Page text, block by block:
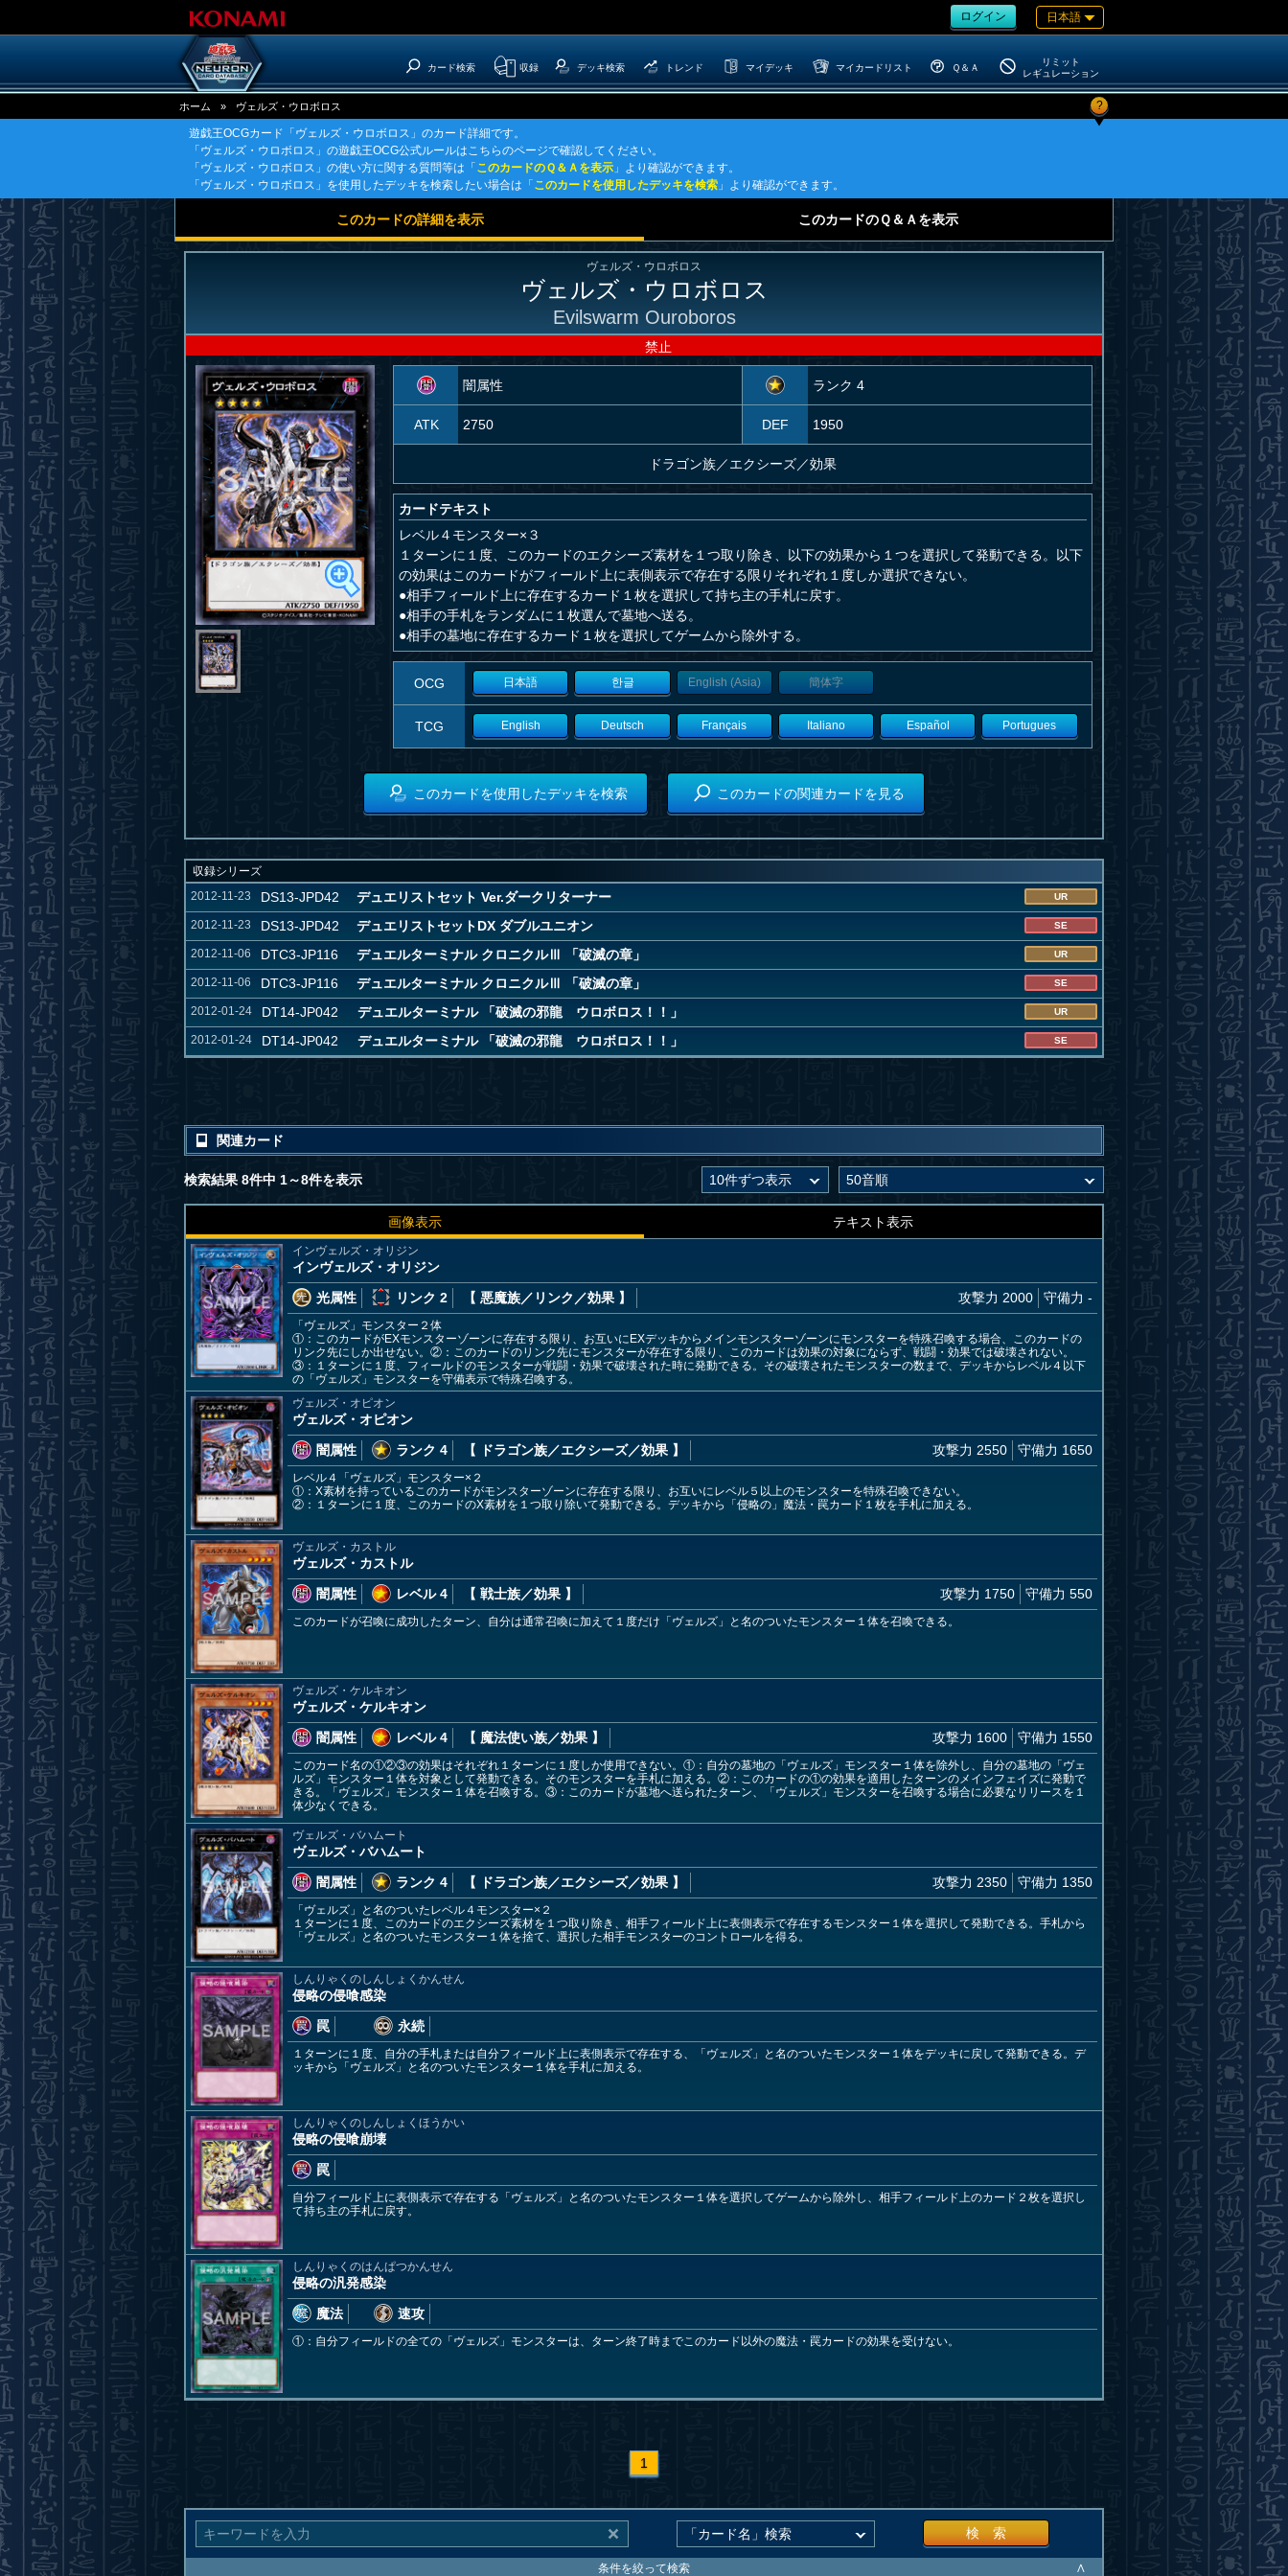
ログイン 日本語
カード検索 収録 デッキ検索 トレンド マイデッキ マイカードリスト Ｑ＆Ａ
リミット
レギュレーション
ホーム » ヴェルズ・ウロボロス ?
遊戯王OCGカード「ヴェルズ・ウロボロス」のカード詳細です。
「ヴェルズ・ウロボロス」の遊戯王OCG公式ルールはこちらのページで確認してください。
「ヴェルズ・ウロボロス」の使い方に関する質問等は「 このカードのＱ＆Ａを表示 」より確認ができます。
「ヴェルズ・ウロボロス」を使用したデッキを検索したい場合は「 このカードを使用したデッキを検索 」より確認ができます。
このカードの詳細を表示 このカードのＱ＆Ａを表示
ヴェルズ・ウロボロス
ヴェルズ・ウロボロス
Evilswarm Ouroboros
禁止
闇属性 ランク 4
ATK 2750 DEF 1950
ドラゴン族／エクシーズ／効果
カードテキスト
レベル４モンスター×３
１ターンに１度、このカードのエクシーズ素材を１つ取り除き、以下の効果から１つを選択して発動できる。以下
の効果はこのカードがフィールド上に表側表示で存在する限りそれぞれ１度しか選択できない。
●相手フィールド上に存在するカード１枚を選択して持ち主の手札に戻す。
●相手の手札をランダムに１枚選んで墓地へ送る。
●相手の墓地に存在するカード１枚を選択してゲームから除外する。
OCG 日本語 한글 English (Asia) 簡体字
TCG English Deutsch Français Italiano Español Portugues
このカードを使用したデッキを検索 このカードの関連カードを見る
収録シリーズ
2012-11-23
DS13-JPD42 デュエリストセット Ver.ダークリターナー UR
2012-11-23 DS13-JPD42 デュエリストセットDX ダブルユニオン SE
2012-11-06 DTC3-JP116 デュエルターミナル クロニクルⅢ 「破滅の章」 UR
2012-11-06 DTC3-JP116 デュエルターミナル クロニクルⅢ 「破滅の章」 SE
2012-01-24 DT14-JP042 デュエルターミナル 「破滅の邪龍 ウロボロス！！」 UR
2012-01-24 DT14-JP042 デュエルターミナル 「破滅の邪龍 ウロボロス！！」 SE
関連カード
検索結果 8件中 1～8件を表示
画像表示 テキスト表示
インヴェルズ・オリジン
インヴェルズ・オリジン
光属性
リンク 2 【 悪魔族／リンク／効果 】 攻撃力 2000 守備力 -
「ヴェルズ」モンスター２体
①：このカードがEXモンスターゾーンに存在する限り、お互いにEXデッキからメインモンスターゾーンにモンスターを特殊召喚する場合、このカードの
リンク先にしか出せない。②：このカードのリンク先にモンスターが存在する限り、このカードは効果の対象にならず、戦闘・効果では破壊されない。
③：１ターンに１度、フィールドのモンスターが戦闘・効果で破壊された時に発動できる。その破壊されたモンスターの数まで、デッキからレベル４以下
の「ヴェルズ」モンスターを守備表示で特殊召喚する。
ヴェルズ・オピオン
ヴェルズ・オピオン
闇属性
ランク 4 【 ドラゴン族／エクシーズ／効果 】 攻撃力 2550 守備力 1650
レベル４「ヴェルズ」モンスター×２
①：X素材を持っているこのカードがモンスターゾーンに存在する限り、お互いにレベル５以上のモンスターを特殊召喚できない。
②：１ターンに１度、このカードのX素材を１つ取り除いて発動できる。デッキから「侵略の」魔法・罠カード１枚を手札に加える。
ヴェルズ・カストル
ヴェルズ・カストル
闇属性
レベル 4 【 戦士族／効果 】 攻撃力 1750 守備力 550
このカードが召喚に成功したターン、自分は通常召喚に加えて１度だけ「ヴェルズ」と名のついたモンスター１体を召喚できる。
ヴェルズ・ケルキオン
ヴェルズ・ケルキオン
闇属性
レベル 4 【 魔法使い族／効果 】 攻撃力 1600 守備力 1550
このカード名の①②③の効果はそれぞれ１ターンに１度しか使用できない。①：自分の墓地の「ヴェルズ」モンスター１体を除外し、自分の墓地の「ヴェ
ルズ」モンスター１体を対象として発動できる。そのモンスターを手札に加える。②：このカードの①の効果を適用したターンのメインフェイズに発動で
きる。「ヴェルズ」モンスター１体を召喚する。③：このカードが墓地へ送られたターン、「ヴェルズ」モンスターを召喚する場合に必要なリリースを１
体少なくできる。
ヴェルズ・バハムート
ヴェルズ・バハムート
闇属性
ランク 4 【 ドラゴン族／エクシーズ／効果 】 攻撃力 2350 守備力 1350
「ヴェルズ」と名のついたレベル４モンスター×２
１ターンに１度、このカードのエクシーズ素材を１つ取り除き、相手フィールド上に表側表示で存在するモンスター１体を選択して発動できる。手札から
「ヴェルズ」と名のついたモンスター１体を捨て、選択した相手モンスターのコントロールを得る。
しんりゃくのしんしょくかんせん
侵略の侵喰感染
罠
永続
１ターンに１度、自分の手札または自分フィールド上に表側表示で存在する、「ヴェルズ」と名のついたモンスター１体をデッキに戻して発動できる。デ
ッキから「ヴェルズ」と名のついたモンスター１体を手札に加える。
しんりゃくのしんしょくほうかい
侵略の侵喰崩壊
罠
自分フィールド上に表側表示で存在する「ヴェルズ」と名のついたモンスター１体を選択してゲームから除外し、相手フィールド上のカード２枚を選択し
て持ち主の手札に戻す。
しんりゃくのはんぱつかんせん
侵略の汎発感染
魔法
速攻
①：自分フィールドの全ての「ヴェルズ」モンスターは、ターン終了時までこのカード以外の魔法・罠カードの効果を受けない。
1
検 索
条件を絞って検索 ∧